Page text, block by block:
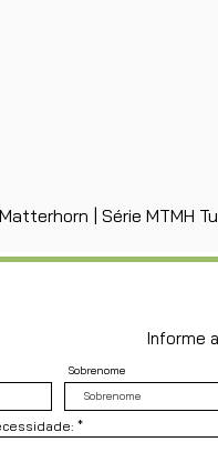
| Série MTMH
Informe
Sobrenome